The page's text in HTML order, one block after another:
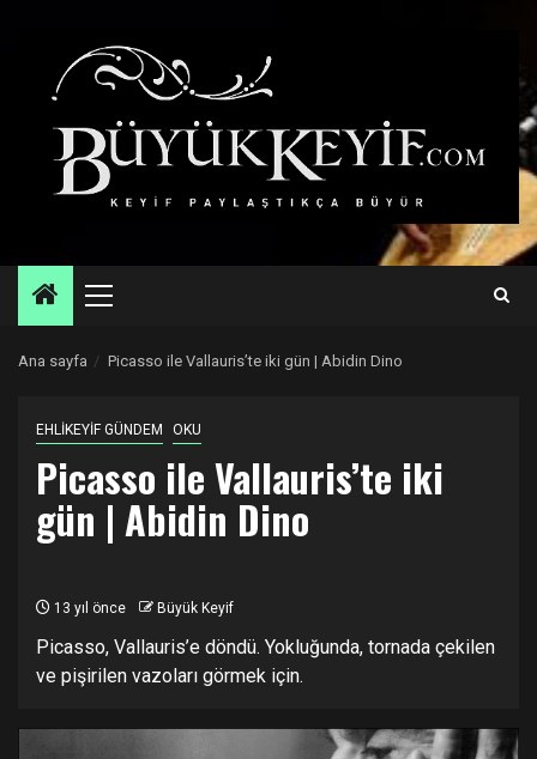
Primary
Ana sayfa Picasso ile Vallauris’te iki gün | Abidin Dino
EHLİKEYİF GÜNDEM OKU
Picasso ile Vallauris’te iki
gün | Abidin Dino
13 yıl önce Büyük Keyif
Picasso, Vallauris’e döndü. Yokluğunda, tornada çekilen
ve pişirilen vazoları görmek için.